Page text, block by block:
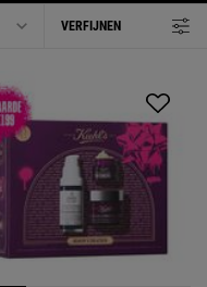
VERFIJNEN
FILTER MENU